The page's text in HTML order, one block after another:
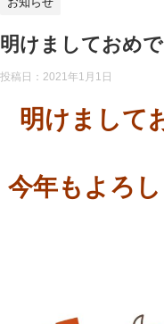
明けましておめ
投稿日：2021年1月1日
明けまして
今年もよろ